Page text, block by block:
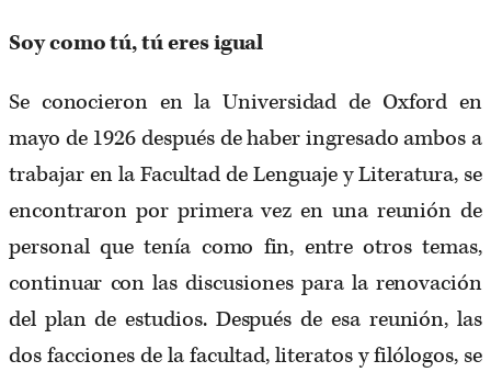
Soy como tú, tú eres igual
Se conocieron en la Universidad de Oxford en
mayo de 1926 después de haber ingresado ambos a
trabajar en la Facultad de Lenguaje y Literatura, se
encontraron por primera vez en una reunión de
personal que tenía como fin, entre otros temas,
continuar con las discusiones para la renovación
del plan de estudios. Después de esa reunión, las
dos facciones de la facultad, literatos y filólogos, se